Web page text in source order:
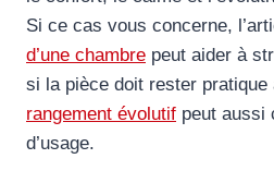
Si ce cas vous concerne,
d’une chambre peut aider à
si la pièce doit rester pratique
rangement évolutif peut aussi
d’usage.